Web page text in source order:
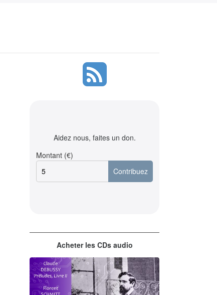
Aidez nous, faites un don.
Montant (€)
Acheter les CDs audio